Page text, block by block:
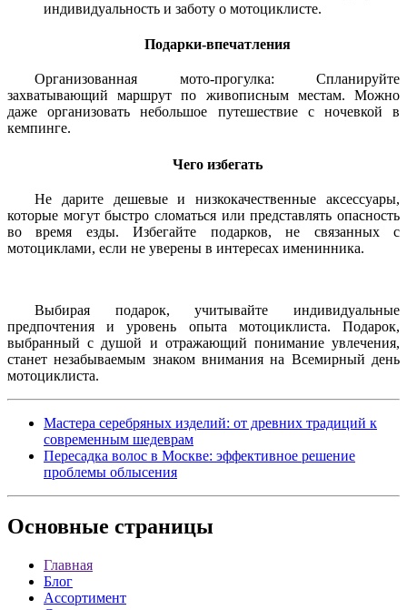
индивидуальность и заботу о мотоциклисте.
Подарки-впечатления
Организованная мото-прогулка: Спланируйте
захватывающий маршрут по живописным местам. Можно
даже организовать небольшое путешествие с ночевкой в
кемпинге.
Чего избегать
Не дарите дешевые и низкокачественные аксессуары,
которые могут быстро сломаться или представлять опасность
во время езды. Избегайте подарков, не связанных с
мотоциклами, если не уверены в интересах именинника.
Выбирая подарок, учитывайте индивидуальные
предпочтения и уровень опыта мотоциклиста. Подарок,
выбранный с душой и отражающий понимание увлечения,
станет незабываемым знаком внимания на Всемирный день
мотоциклиста.
Мастера серебряных изделий: от древних традиций к
современным шедеврам
Пересадка волос в Москве: эффективное решение
проблемы облысения
Основные страницы
Главная
Блог
Ассортимент